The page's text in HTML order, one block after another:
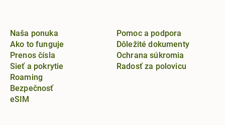
Naša ponuka
Ako to funguje
Prenos čísla
Sieť a pokrytie
Roaming
Bezpečnosť
eSIM
Pomoc a podpora
Dôležité dokumenty
Ochrana súkromia
Radosť za polovicu